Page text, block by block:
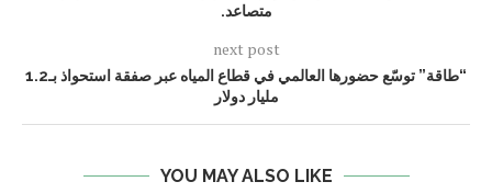
متصاعد.
next post
“طاقة” توسّع حضورها العالمي في قطاع المياه عبر صفقة استحواذ بـ1.2
مليار دولار
YOU MAY ALSO LIKE